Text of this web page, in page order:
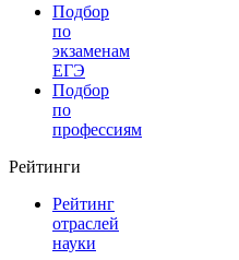
Подбор
по
экзаменам
ЕГЭ
Подбор
по
профессиям
Рейтинги
Рейтинг
отраслей
науки